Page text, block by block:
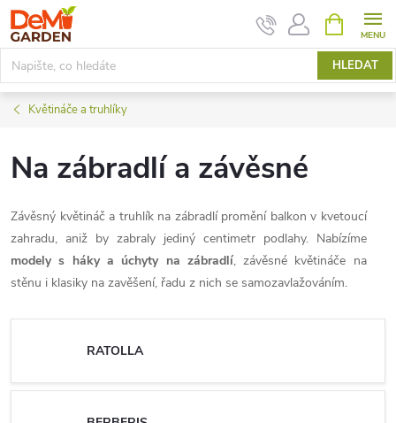
Přejít
na
obsah
HLEDAT
NÁKUPNÍ
KOŠÍK
Květináče a truhlíky
Na zábradlí a závěsné
Závěsný květináč a truhlík na zábradlí promění balkon v kvetoucí
zahradu, aniž by zabraly jediný centimetr podlahy. Nabízíme
modely s háky a úchyty na zábradlí, závěsné květináče na
stěnu i klasiky na zavěšení, řadu z nich se samozavlažováním.
RATOLLA